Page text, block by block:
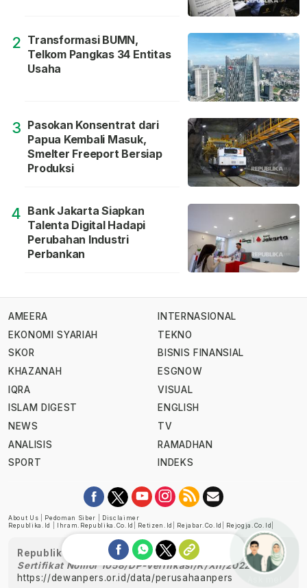
2 Transformasi BUMN,
Telkom Pangkas 34 Entitas
Usaha
3 Pasokan Konsentrat dari
Papua Kembali Masuk,
Smelter Freeport Bersiap
Produksi
4 Bank Jakarta Siapkan
Talenta Digital Hadapi
Perubahan Industri
Perbankan
AMEERA
EKONOMI SYARIAH
SKOR
KHAZANAH
IQRA
ISLAM DIGEST
NEWS
ANALISIS
SPORT
INTERNASIONAL
TEKNO
BISNIS FINANSIAL
ESGNOW
VISUAL
ENGLISH
TV
RAMADHAN
INDEKS
About Us Pedoman Siber
Disclaimer
Republika.id
Ihram.republika.co.id Retizen.id Rejabar.co.id Rejogja.co.id
Republika telah diverifikasi oleh Dewan Pers
Sertifikat Nomor 1058/DP-Verifikasi/K/XII/2022
https://dewanpers.or.id/data/perusahaanpers